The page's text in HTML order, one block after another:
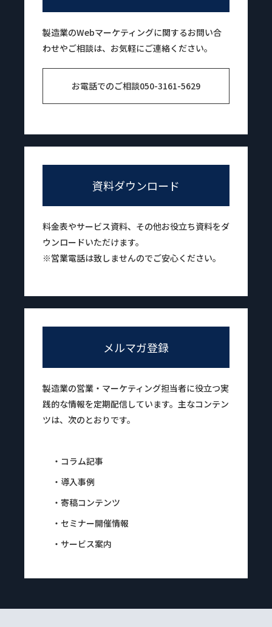
製造業のWebマーケティングに関するお問い合
わせやご相談は、お気軽にご連絡ください。
お電話でのご相談050-3161-5629
資料ダウンロード
料金表やサービス資料、その他お役立ち資料をダ
ウンロードいただけます。
※営業電話は致しませんのでご安心ください。
メルマガ登録
製造業の営業・マーケティング担当者に役立つ実
践的な情報を定期配信しています。主なコンテン
ツは、次のとおりです。
・コラム記事
・導入事例
・寄稿コンテンツ
・セミナー開催情報
・サービス案内